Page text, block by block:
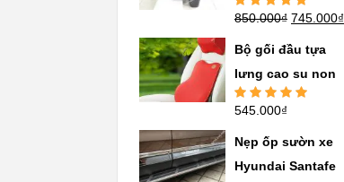
Được xếp
sao
850.000₫ 745.000₫
Bộ gối đầu tựa
lưng cao su non
Được xếp
sao
545.000₫
Nẹp ốp sườn xe
Hyundai Santafe